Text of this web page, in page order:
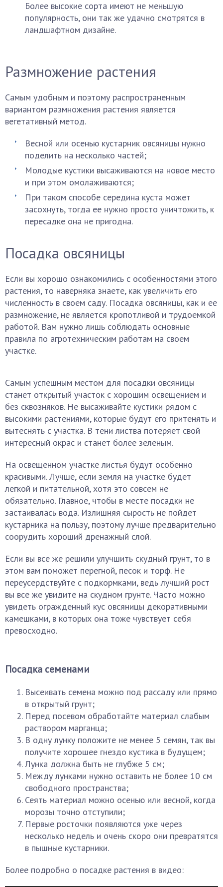
Более высокие сорта имеют не меньшую
популярность, они так же удачно смотрятся в
ландшафтном дизайне.
Размножение растения
Самым удобным и поэтому распространенным
вариантом размножения растения является
вегетативный метод.
Весной или осенью кустарник овсяницы нужно
поделить на несколько частей;
Молодые кустики высаживаются на новое место
и при этом омолаживаются;
При таком способе середина куста может
засохнуть, тогда ее нужно просто уничтожить, к
пересадке она не пригодна.
Посадка овсяницы
Если вы хорошо ознакомились с особенностями этого
растения, то наверняка знаете, как увеличить его
численность в своем саду. Посадка овсяницы, как и ее
размножение, не является кропотливой и трудоемкой
работой. Вам нужно лишь соблюдать основные
правила по агротехническим работам на своем
участке.
Самым успешным местом для посадки овсяницы
станет открытый участок с хорошим освещением и
без сквозняков. Не высаживайте кустики рядом с
высокими растениями, которые будут его притенять и
вытеснять с участка. В тени листва потеряет свой
интересный окрас и станет более зеленым.
На освещенном участке листья будут особенно
красивыми. Лучше, если земля на участке будет
легкой и питательной, хотя это совсем не
обязательно. Главное, чтобы в месте посадки не
застаивалась вода. Излишняя сырость не пойдет
кустарника на пользу, поэтому лучше предварительно
соорудить хороший дренажный слой.
Если вы все же решили улучшить скудный грунт, то в
этом вам поможет перегной, песок и торф. Не
переусердствуйте с подкормками, ведь лучший рост
вы все же увидите на скудном грунте. Часто можно
увидеть огражденный кус овсяницы декоративными
камешками, в которых она тоже чувствует себя
превосходно.
Посадка семенами
Высеивать семена можно под рассаду или прямо
в открытый грунт;
Перед посевом обработайте материал слабым
раствором марганца;
В одну лунку положите не менее 5 семян, так вы
получите хорошее гнездо кустика в будущем;
Лунка должна быть не глубже 5 см;
Между лунками нужно оставить не более 10 см
свободного пространства;
Сеять материал можно осенью или весной, когда
морозы точно отступили;
Первые росточки появляются уже через
несколько недель и очень скоро они превратятся
в пышные кустарники.
Более подробно о посадке растения в видео: